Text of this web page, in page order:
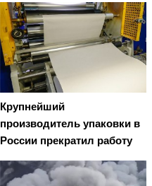
Крупнейший
производитель упаковки в
России прекратил работу